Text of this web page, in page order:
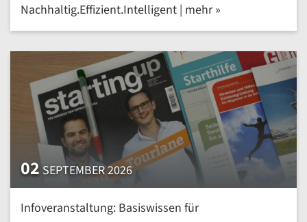
Nachhaltig.Effizient.Intelligent | mehr »
02 SEPTEMBER 2026
Infoveranstaltung: Basiswissen für